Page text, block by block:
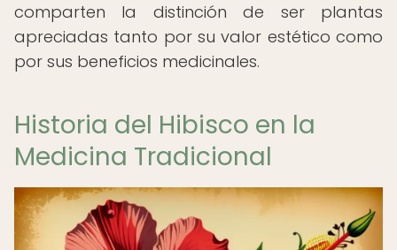
comparten la distinción de ser plantas
apreciadas tanto por su valor estético como
por sus beneficios medicinales.
Historia del Hibisco en la
Medicina Tradicional